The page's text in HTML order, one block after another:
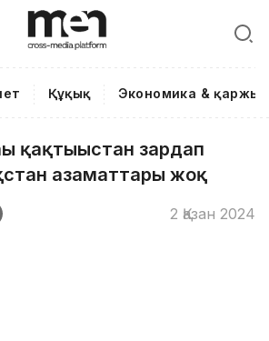
Құқық Экономика & қаржы
қақтығыстан зардап
азаматтары жоқ
2 Қазан 2024